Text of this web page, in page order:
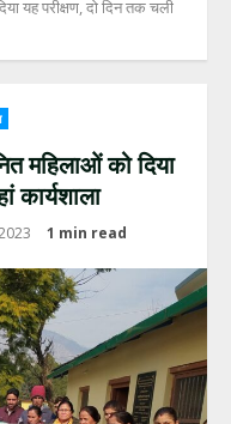
यह परीक्षण, दो दिन तक चली
महिलाओं को दिया
कार्यशाला
1 min read